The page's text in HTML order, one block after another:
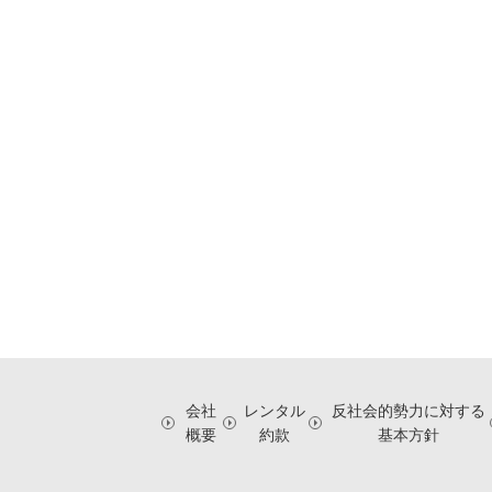
会社
概要
レンタル
約款
反社会的勢力に対する
基本方針